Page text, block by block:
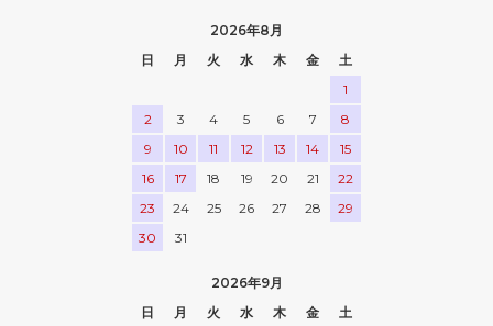
2026年8月
日
月 火 水 木 金
土
1
2
3 4 5 6 7
8
9
10 11 12 13 14
15
16
17 18 19 20 21
22
23
24 25 26 27 28
29
30
31
2026年9月
日
月 火 水 木 金
土